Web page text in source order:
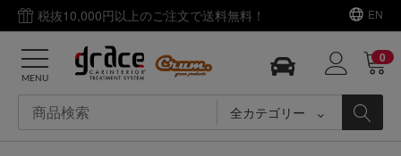
税抜10,000円以上のご注文で送料無料！ EN
全カテゴリー
0
MENU